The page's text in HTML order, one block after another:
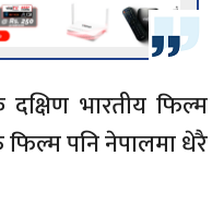
भारतीय फिल्म
फिल्म पनि नेपालमा धेरै